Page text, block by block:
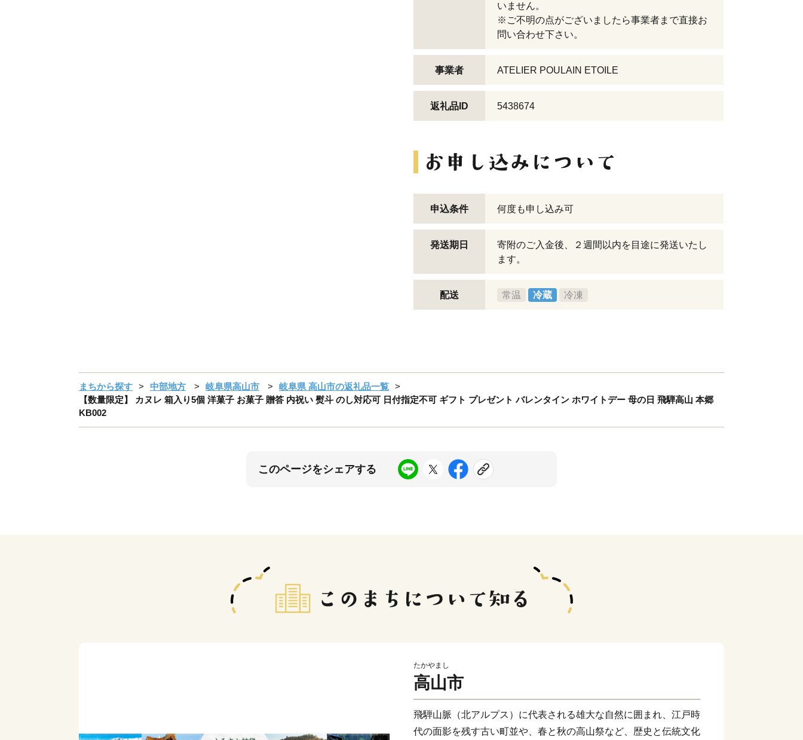
いません。
※ご不明の点がございましたら事業者まで直接お
問い合わせ下さい。
事業者 ATELIER POULAIN ETOILE
返礼品ID 5438674
申込条件 何度も申し込み可
発送期日
寄附のご入金後、２週間以内を目途に発送いたし
ます。
配送 常温 冷蔵 冷凍
まちから探す 中部地方 岐阜県高山市
岐阜県 高山市の返礼品一覧
【数量限定】 カヌレ 箱入り5個 洋菓子 お菓子 贈答 内祝い 熨斗 のし対応可 日付指定不可 ギフト プレゼント バレンタイン ホワイトデー 母の日 飛騨高山 本郷
KB002
このページをシェアする
たかやまし
高山市
飛騨山脈（北アルプス）に代表される雄大な自然に囲まれ、江戸時
代の面影を残す古い町並や、春と秋の高山祭など、歴史と伝統文化